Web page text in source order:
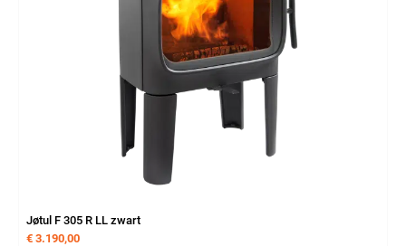
Jøtul F 305 R LL zwart
€ 3.190,00